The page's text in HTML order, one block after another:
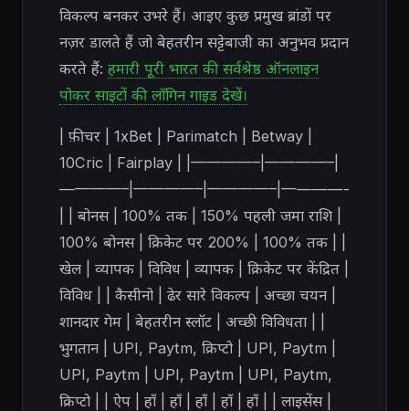
विकल्प बनकर उभरे हैं। आइए कुछ प्रमुख ब्रांडों पर
नज़र डालते हैं जो बेहतरीन सट्टेबाजी का अनुभव प्रदान
करते हैं: हमारी पूरी भारत की सर्वश्रेष्ठ ऑनलाइन
पोकर साइटों की लॉगिन गाइड देखें।
| फ़ीचर | 1xBet | Parimatch | Betway |
10Cric | Fairplay | |————–|————–|
————–|————–|————–|————-
| | बोनस | 100% तक | 150% पहली जमा राशि |
100% बोनस | क्रिकेट पर 200% | 100% तक | |
खेल | व्यापक | विविध | व्यापक | क्रिकेट पर केंद्रित |
विविध | | कैसीनो | ढेर सारे विकल्प | अच्छा चयन |
शानदार गेम | बेहतरीन स्लॉट | अच्छी विविधता | |
भुगतान | UPI, Paytm, क्रिप्टो | UPI, Paytm |
UPI, Paytm | UPI, Paytm | UPI, Paytm,
क्रिप्टो | | ऐप | हाँ | हाँ | हाँ | हाँ | हाँ | | लाइसेंस |